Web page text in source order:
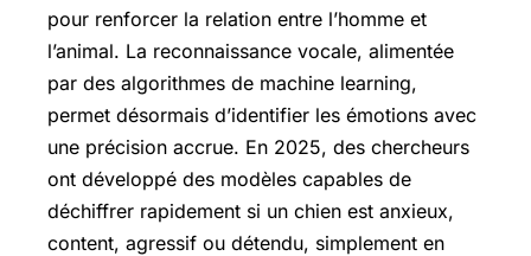
pour renforcer la relation entre l’homme et
l’animal. La reconnaissance vocale, alimentée
par des algorithmes de machine learning,
permet désormais d’identifier les émotions avec
une précision accrue. En 2025, des chercheurs
ont développé des modèles capables de
déchiffrer rapidement si un chien est anxieux,
content, agressif ou détendu, simplement en